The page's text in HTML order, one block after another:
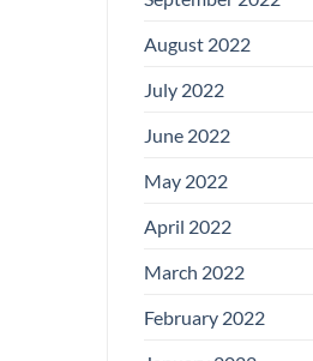
August 2022
July 2022
June 2022
May 2022
April 2022
March 2022
February 2022